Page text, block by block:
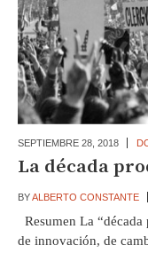
SEPTIEMBRE 28, 2018
La década
BYALBERTO CONSTANTE
Resumen La
de innovación, de